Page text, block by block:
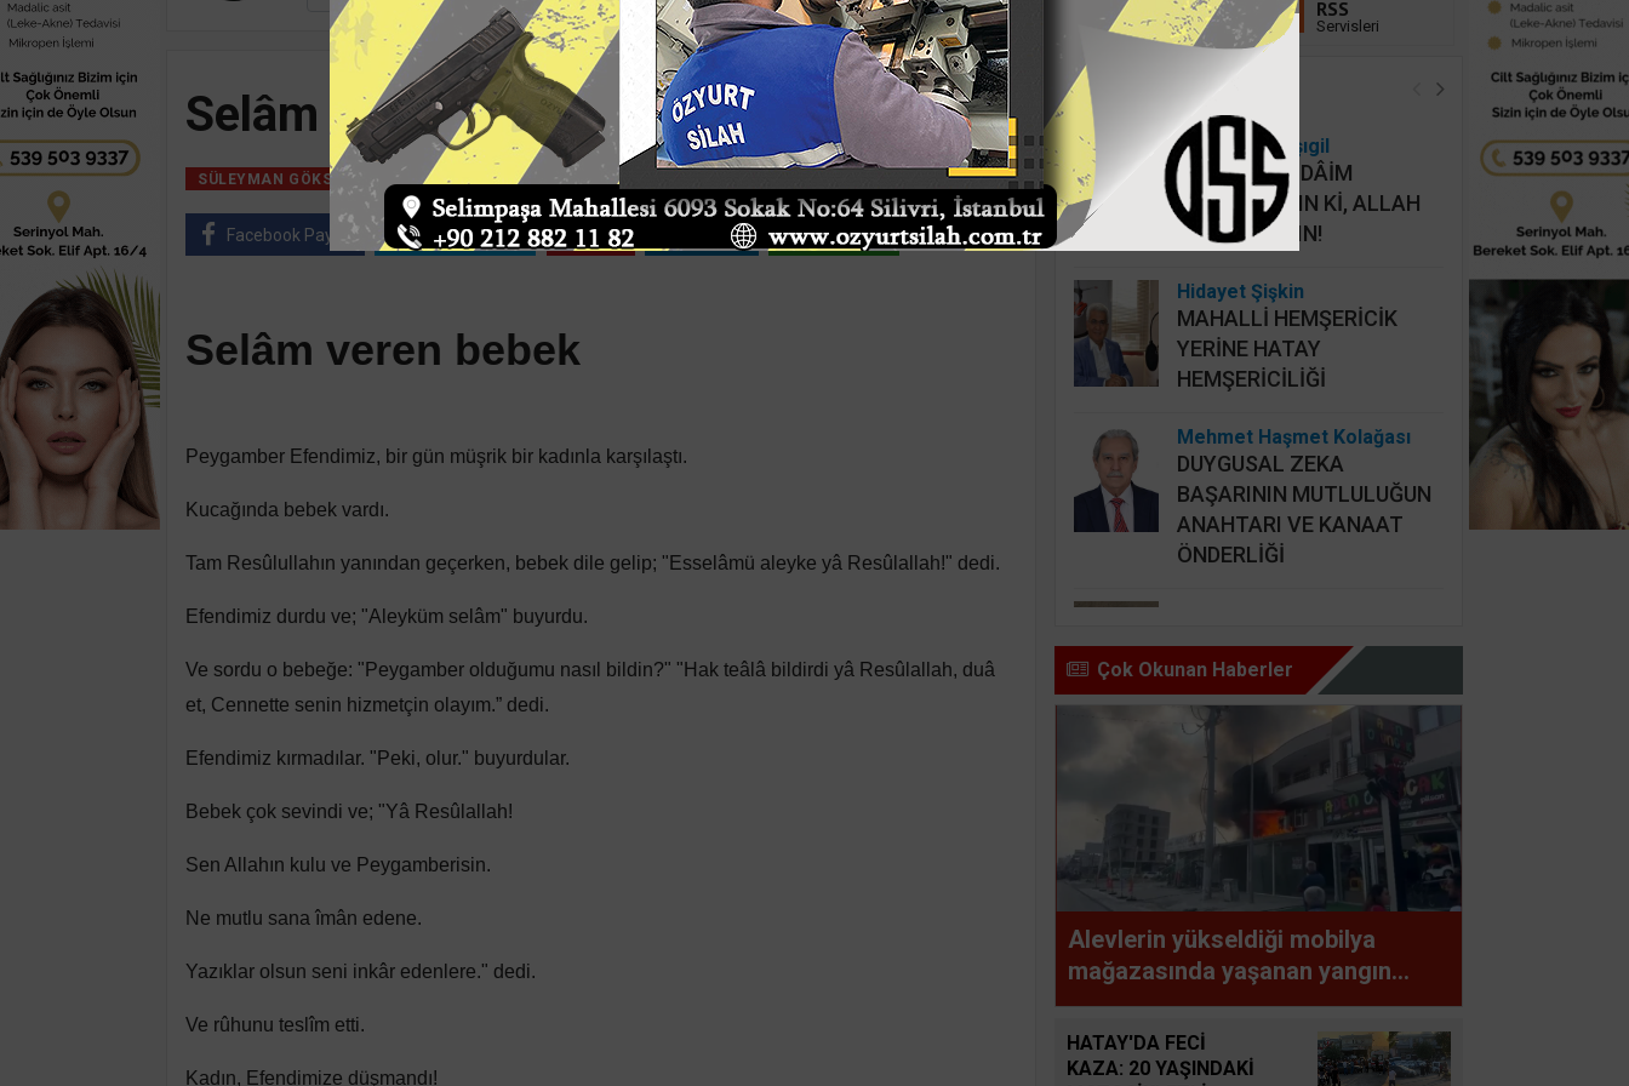
Selâm veren bebek
SÜLEYMAN GÖKSU 14 Temmuz, 2024, Pazar 13:35
Facebook Paylaş Twitter Paylaş Pinle Linkedin WhatsApp
Selâm veren bebek
Peygamber Efendimiz, bir gün müşrik bir kadınla karşılaştı.
Kucağında bebek vardı.
Tam Resûlullahın yanından geçerken, bebek dile gelip; "Esselâmü aleyke yâ Resûlallah!" dedi.
Efendimiz durdu ve; "Aleyküm selâm" buyurdu.
Ve sordu o bebeğe: "Peygamber olduğumu nasıl bildin?" "Hak teâlâ bildirdi yâ Resûlallah, duâ
et, Cennette senin hizmetçin olayım.” dedi.
Efendimiz kırmadılar. "Peki, olur." buyurdular.
Bebek çok sevindi ve; "Yâ Resûlallah!
Sen Allahın kulu ve Peygamberisin.
Ne mutlu sana îmân edene.
Yazıklar olsun seni inkâr edenlere." dedi.
Ve rûhunu teslîm etti.
Kadın, Efendimize düşmandı!
Linkedin
Takip Et
RSS
Servisleri
Köşe Yazarları
Osman Onbaşıgil
ALLAHI HER DÂİM
İHLASLA ANIN Kİ, ALLAH
DA SİZİ ANSIN!
Hidayet Şişkin
MAHALLİ HEMŞERİCİK
YERİNE HATAY
HEMŞERİCİLİĞİ
Mehmet Haşmet Kolağası
DUYGUSAL ZEKA
BAŞARININ MUTLULUĞUN
ANAHTARI VE KANAAT
ÖNDERLİĞİ
GÜZEL İNSAN ŞARTI BU,
HAZ OLMAZ DAR’A KARŞI
BİR BAŞIMIZI KALDIRIP
YAPILAN ANLAŞMALARI
GÖREBİLSEK
Süleyman GÖKSU
Zaferler Ayı Ağustos
Sucan
AYNI ENKAZIN TOZUNU
Çok Okunan Haberler
Alevlerin yükseldiği mobilya
mağazasında yaşanan yangın
apartmanda paniğe neden oldu
HATAY'DA FECİ
KAZA: 20 YAŞINDAKİ